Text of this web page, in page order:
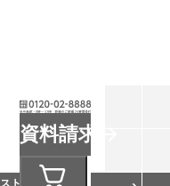
資料請求
トア